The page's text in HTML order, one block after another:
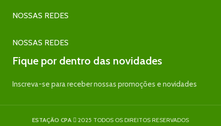
NOSSAS REDES
NOSSAS REDES
Fique por dentro das novidades
Inscreva-se para receber nossas promoções e novidades
ESTAÇÃO CPA 2025 TODOS OS DIREITOS RESERVADOS